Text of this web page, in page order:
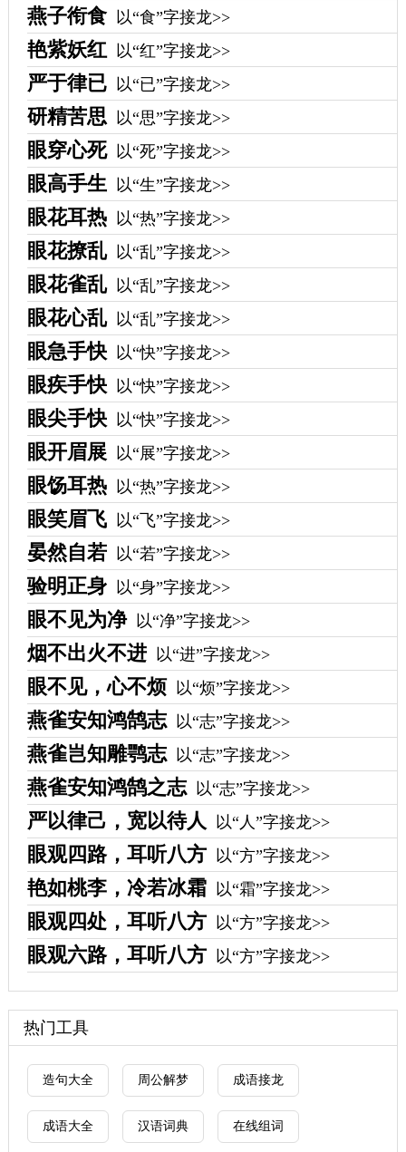
燕子衔食 以“食”字接龙>>
艳紫妖红 以“红”字接龙>>
严于律已 以“已”字接龙>>
研精苦思 以“思”字接龙>>
眼穿心死 以“死”字接龙>>
眼高手生 以“生”字接龙>>
眼花耳热 以“热”字接龙>>
眼花撩乱 以“乱”字接龙>>
眼花雀乱 以“乱”字接龙>>
眼花心乱 以“乱”字接龙>>
眼急手快 以“快”字接龙>>
眼疾手快 以“快”字接龙>>
眼尖手快 以“快”字接龙>>
眼开眉展 以“展”字接龙>>
眼饧耳热 以“热”字接龙>>
眼笑眉飞 以“飞”字接龙>>
晏然自若 以“若”字接龙>>
验明正身 以“身”字接龙>>
眼不见为净 以“净”字接龙>>
烟不出火不进 以“进”字接龙>>
眼不见，心不烦 以“烦”字接龙>>
燕雀安知鸿鹄志 以“志”字接龙>>
燕雀岂知雕鹗志 以“志”字接龙>>
燕雀安知鸿鹄之志 以“志”字接龙>>
严以律己，宽以待人 以“人”字接龙>>
眼观四路，耳听八方 以“方”字接龙>>
艳如桃李，冷若冰霜 以“霜”字接龙>>
眼观四处，耳听八方 以“方”字接龙>>
眼观六路，耳听八方 以“方”字接龙>>
热门工具
造句大全 周公解梦 成语接龙
成语大全 汉语词典 在线组词